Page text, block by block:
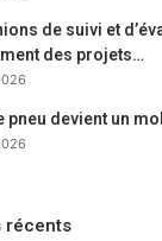
de suivi et
des projets…
pneu devient un
récents